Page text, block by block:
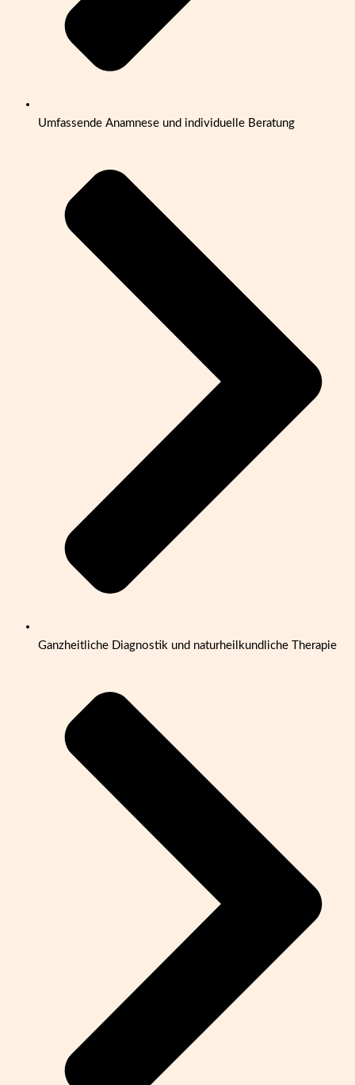
Umfassende Anamnese und individuelle Beratung
Ganzheitliche Diagnostik und naturheilkundliche Therapie